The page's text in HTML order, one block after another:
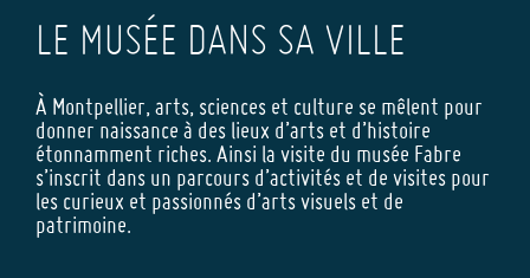
LE MUSÉE DANS SA VILLE
À Montpellier, arts, sciences et culture se mêlent pour
donner naissance à des lieux d’arts et d’histoire
étonnamment riches. Ainsi la visite du musée Fabre
s’inscrit dans un parcours d’activités et de visites pour
les curieux et passionnés d’arts visuels et de
patrimoine.